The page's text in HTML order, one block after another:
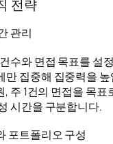
전략
관리
수와 면접 목표를 설
만 집중해 집중력을
, 주 1건의 면접을 목표
시간을 구분합니다.
포트폴리오 구성